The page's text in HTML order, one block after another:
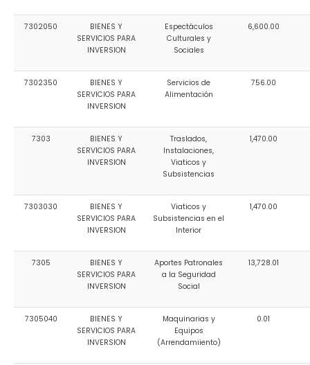
7302050
BIENES Y
SERVICIOS PARA
INVERSION
Espectáculos
Culturales y
Sociales
6,600.00
7302350
BIENES Y
SERVICIOS PARA
INVERSION
Servicios de
Alimentación
756.00
7303
BIENES Y
SERVICIOS PARA
INVERSION
Traslados,
Instalaciones,
Viaticos y
Subsistencias
1,470.00
7303030
BIENES Y
SERVICIOS PARA
INVERSION
Viaticos y
Subsistencias en el
Interior
1,470.00
7305
BIENES Y
SERVICIOS PARA
INVERSION
Aportes Patronales
a la Seguridad
Social
13,728.01
7305040
BIENES Y
SERVICIOS PARA
INVERSION
Maquinarias y
Equipos
(Arrendamiiento)
0.01